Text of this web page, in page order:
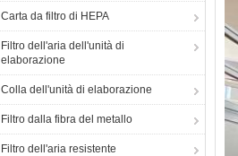
Carta da filtro di HEPA
Filtro dell'aria dell'unità di
elaborazione
Colla dell'unità di elaborazione
Filtro dalla fibra del metallo
Filtro dell'aria resistente